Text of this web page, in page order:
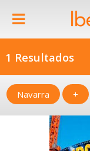
1 Resultados
Navarra +